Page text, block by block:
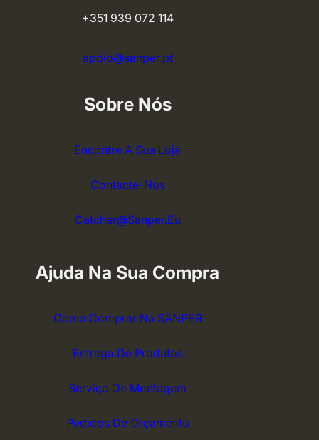
+351 939 072 114
apoio@sanper.pt
Sobre Nós
Encontre A Sua Loja
Contacte-Nos
Catcher@sanper.eu
Ajuda Na Sua Compra
Como Comprar Na SANPER
Entrega De Produtos
Serviço De Montagem
Pedidos De Orçamento